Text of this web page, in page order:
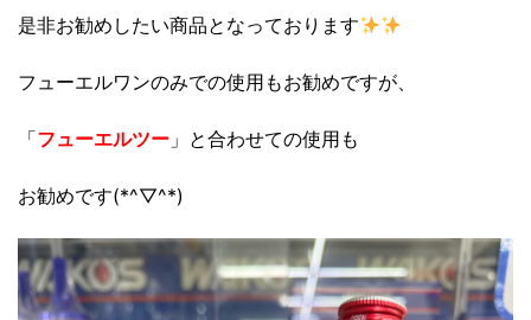
是非お勧めしたい商品となっております
フューエルワンのみでの使用もお勧めですが、
「フューエルツー 」と合わせての使用も
お勧めです(*^▽^*)